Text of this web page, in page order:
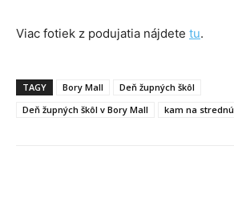
Viac fotiek z podujatia nájdete tu.
TAGY Bory Mall
Deň župných škôl
Deň župných škôl v Bory Mall
kam na strednú